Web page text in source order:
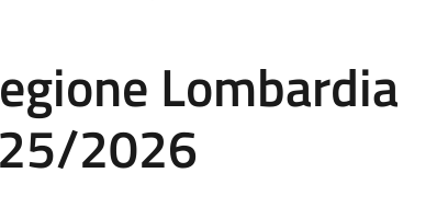
Lombardia
2026